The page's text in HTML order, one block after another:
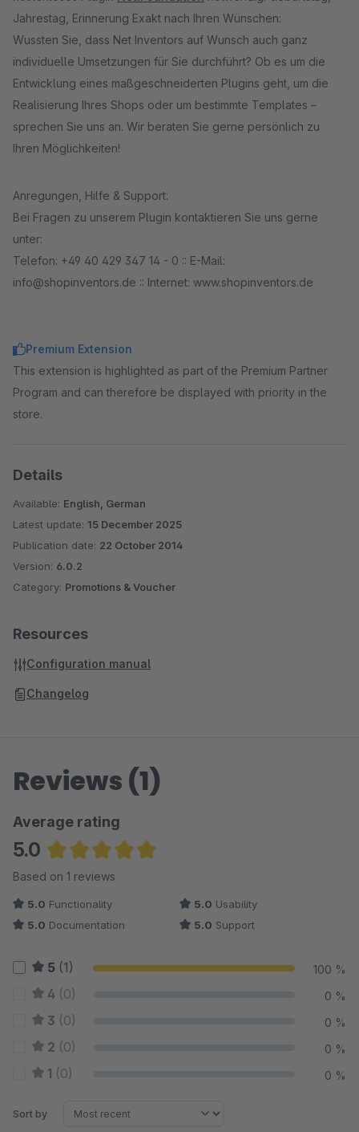
Jahrestag, Erinnerung Exakt nach Ihren Wünschen:
Wussten Sie, dass Net Inventors auf Wunsch auch ganz
individuelle Umsetzungen für Sie durchführt? Ob es um die
Entwicklung eines maßgeschneiderten Plugins geht, um die
Realisierung Ihres Shops oder um bestimmte Templates –
sprechen Sie uns an. Wir beraten Sie gerne persönlich zu
Ihren Möglichkeiten!
Anregungen, Hilfe & Support:
Bei Fragen zu unserem Plugin kontaktieren Sie uns gerne
unter:
Telefon: +49 40 429 347 14 - 0 :: E-Mail:
info@shopinventors.de :: Internet: www.shopinventors.de
Premium Extension
This extension is highlighted as part of the Premium Partner
Program and can therefore be displayed with priority in the
store.
Details
Available: English, German
Latest update: 15 December 2025
Publication date: 22 October 2014
Version: 6.0.2
Category: Promotions & Voucher
Resources
Configuration manual
Changelog
Reviews (1)
Average rating
5.0
Average rating of 5 out of 5 stars
Based on 1 reviews
5.0 Functionality 5.0 Usability
5.0 Documentation 5.0 Support
5 (1) 100 %
4 (0) 0 %
3 (0) 0 %
2 (0) 0 %
1 (0) 0 %
Sort by